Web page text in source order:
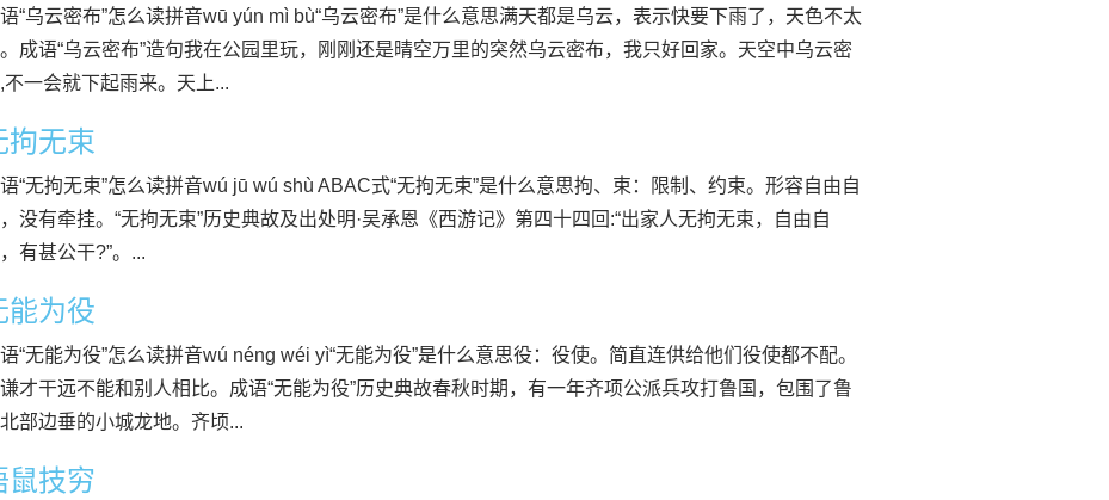
“乌云密布”怎么读拼音wū yún mì bù“乌云密布”是什么意思满天都是乌云，表示快要下雨了，天色不太
成语“乌云密布”造句我在公园里玩，刚刚还是晴空万里的突然乌云密布，我只好回家。天空中乌云密
不一会就下起雨来。天上...
拘无束
“无拘无束”怎么读拼音wú jū wú shù ABAC式“无拘无束”是什么意思拘、束：限制、约束。形容自由自
没有牵挂。“无拘无束”历史典故及出处明·吴承恩《西游记》第四十四回:“出家人无拘无束，自由自
有甚公干?”。...
能为役
“无能为役”怎么读拼音wú néng wéi yì“无能为役”是什么意思役：役使。简直连供给他们役使都不配。
才干远不能和别人相比。成语“无能为役”历史典故春秋时期，有一年齐项公派兵攻打鲁国，包围了鲁
部边垂的小城龙地。齐顷...
鼠技穷